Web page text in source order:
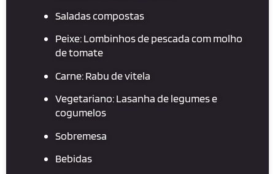
Saladas compostas
Peixe:Lombinhos de pescada com molho
de tomate
Carne:Rabu de vitela
Vegetariano:Lasanha de legumes e
cogumelos
Sobremesa
Bebidas